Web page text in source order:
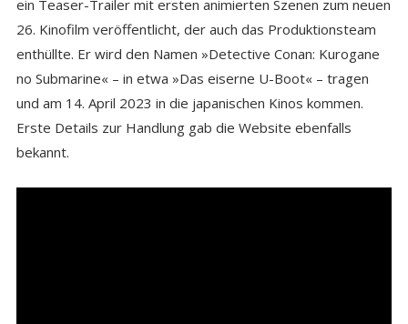
ein Teaser-Trailer mit ersten animierten Szenen zum neuen
26. Kinofilm veröffentlicht, der auch das Produktionsteam
enthüllte. Er wird den Namen »Detective Conan: Kurogane
no Submarine« – in etwa »Das eiserne U-Boot« – tragen
und am 14. April 2023 in die japanischen Kinos kommen.
Erste Details zur Handlung gab die Website ebenfalls
bekannt.